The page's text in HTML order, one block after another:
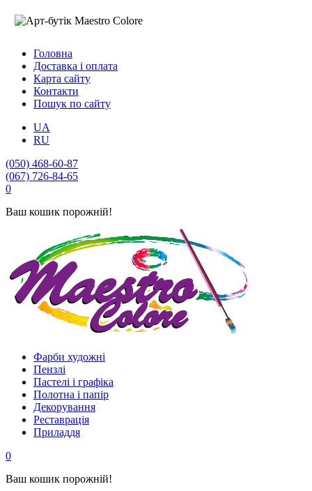
Головна
Доставка і оплата
Карта сайту
Контакти
Пошук по сайту
UA
RU
(050) 468-60-87
(067) 726-84-65
0
Ваш кошик порожній!
Фарби художні
Пензлі
Пастелі і графіка
Полотна і папір
Декорування
Реставрація
Приладдя
0
Ваш кошик порожній!